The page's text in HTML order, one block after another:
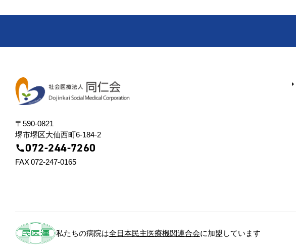
〒590-0821
堺市堺区⼤仙⻄町6-184-2
072-244-7260
FAX 072-247-0165
私たちの病院は全日本民主医療機関連合会に加盟しています